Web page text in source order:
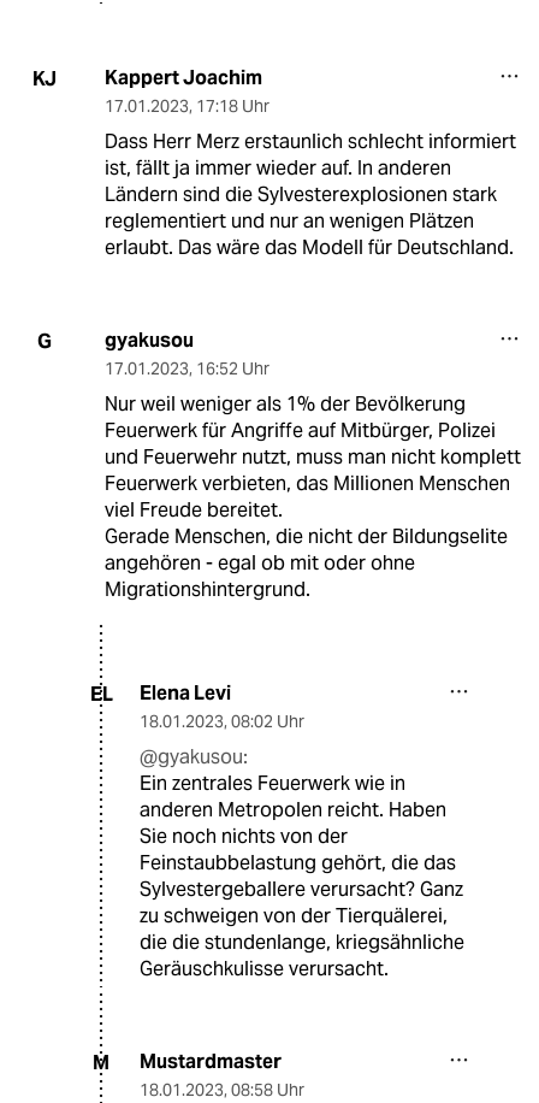
KJ Kappert Joachim
17.01.2023, 17:18 Uhr
Dass Herr Merz erstaunlich schlecht informiert
ist, fällt ja immer wieder auf. In anderen
Ländern sind die Sylvesterexplosionen stark
reglementiert und nur an wenigen Plätzen
erlaubt. Das wäre das Modell für Deutschland.
G gyakusou
17.01.2023, 16:52 Uhr
Nur weil weniger als 1% der Bevölkerung
Feuerwerk für Angriffe auf Mitbürger, Polizei
und Feuerwehr nutzt, muss man nicht komplett
Feuerwerk verbieten, das Millionen Menschen
viel Freude bereitet.
Gerade Menschen, die nicht der Bildungselite
angehören - egal ob mit oder ohne
Migrationshintergrund.
EL Elena Levi
18.01.2023, 08:02 Uhr
@gyakusou:
Ein zentrales Feuerwerk wie in
anderen Metropolen reicht. Haben
Sie noch nichts von der
Feinstaubbelastung gehört, die das
Sylvestergeballere verursacht? Ganz
zu schweigen von der Tierquälerei,
die die stundenlange, kriegsähnliche
Geräuschkulisse verursacht.
M Mustardmaster
18.01.2023, 08:58 Uhr